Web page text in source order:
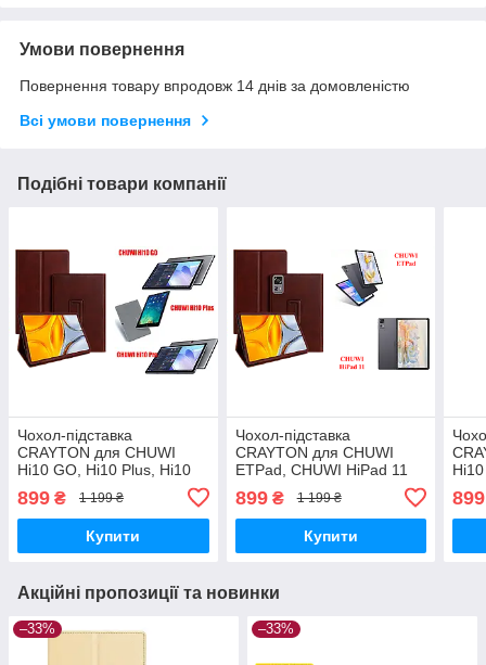
Умови повернення
Повернення товару впродовж 14 днів за домовленістю
Всі умови повернення
Подібні товари компанії
Чохол-підставка
CRAYTON для CHUWI
Hi10 GO, Hi10 Plus, Hi10
ручне збирання, колір
Карміновий
899 ₴ 1 199 ₴
Купити
Чохол-підставка
CRAYTON для CHUWI
ETPad, CHUWI HiPad 11
збирання, колір
Карміновий
899₴ 1 199 ₴
Купити
899
Акційні пропозиції та новинки
–33% –33%